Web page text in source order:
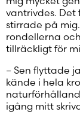
vantrivdes. Det
stirrade på
rondellerna
tillräckligt för
– Sen flyttade
kände i hela
igång mitt